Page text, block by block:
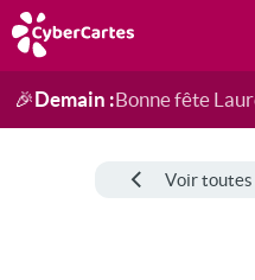
Anniversaire
Fête du jour
Amour
Amitié
Merci
Toutes les cartes
🎉Demain :Bonne fête
Voir toutes